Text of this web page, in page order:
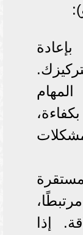
إذا